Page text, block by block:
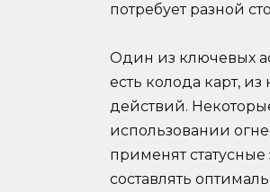
потребует разной
Один из ключевых
есть колода карт,
действий.
использовании
применят
составлять